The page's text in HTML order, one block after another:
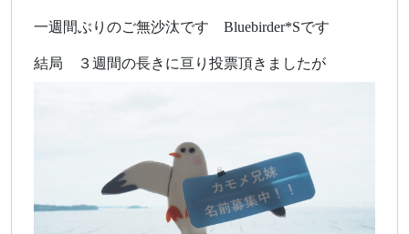
一週間ぶりのご無沙汰です Bluebirder*Sです
結局 ３週間の長きに亘り投票頂きましたが